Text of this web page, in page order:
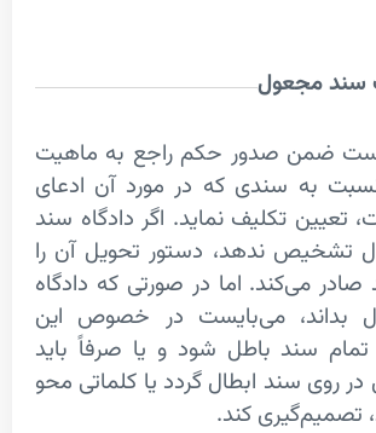
حکم راجع به ماهیت
که در مورد آن ادعای
نماید. اگر دادگاه سند
دستور تحویل آن را
اما در صورتی که دادگاه
می‌بایست در خصوص این
شود و یا صرفاً باید
گردد یا کلماتی محو
کند.